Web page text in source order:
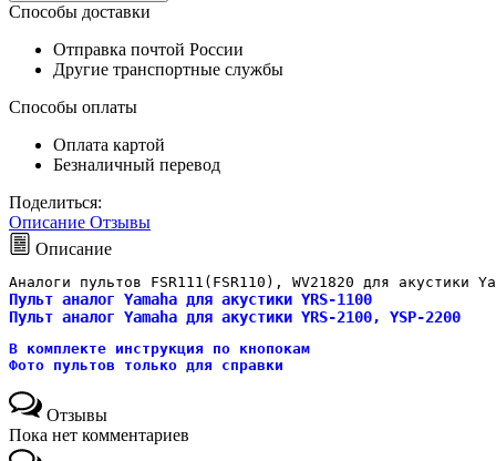
Способы доставки
Отправка почтой России
Другие транспортные службы
Способы оплаты
Оплата картой
Безналичный перевод
Поделиться:
Описание Отзывы
Описание
Аналоги пультов FSR111(FSR110), WV21820 для акустики
Пульт аналог Yamaha для акустики YRS-1100
Пульт аналог Yamaha для акустики YRS-2100, YSP-2200
В комплекте инструкция по кнопокам
Фото пультов только для справки
Отзывы
Пока нет комментариев